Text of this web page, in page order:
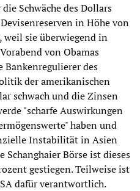
Schwäche des Dollars
in Höhe von
sie überwiegend in
von Obamas
Bankenregulierer des
der amerikanischen
schwach und die Zinsen
"scharfe Auswirkungen
haben und
Instabilität in Asien
Börse ist dieses
gestiegen. Teilweise ist
dafür verantwortlich.